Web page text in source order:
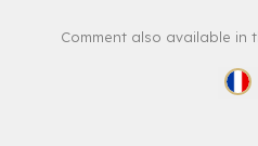
Comment also available in